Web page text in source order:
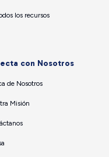
los recursos
con Nosotros
de Nosotros
Misión